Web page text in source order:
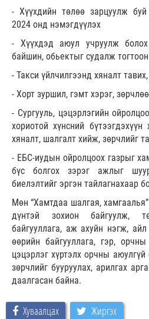
- Хүүхдийн төлөө зарцуулж буй
2024 онд нэмэгдүүлэх
- Хүүхдэд аюул учруулж
байшин, обьектыг судалж
- Такси үйлчилгээнд хяналт тавих,
- Хорт зуршил, гэмт хэрэг,
- Сургууль, цэцэрлэгийн
хориотой хүнсний
хяналт, шалгалт хийж, зөрчлийг
- ЕБС-иудын ойролцоох газрыг
бүс болгох зэрэг ажлыг
биелэлтийг эргэн тайлагнахаар
Мөн “Хамтдаа шалгая,
дүнтэй зохион байгуулж,
байгууллага, аж ахуйн нэгж,
өөрийн байгууллага, гэр,
цэцэрлэг хүртэлх орчны
зөрчлийг бууруулах, арилгах
даалгасан байна.
Хуваалцах Жиргэх